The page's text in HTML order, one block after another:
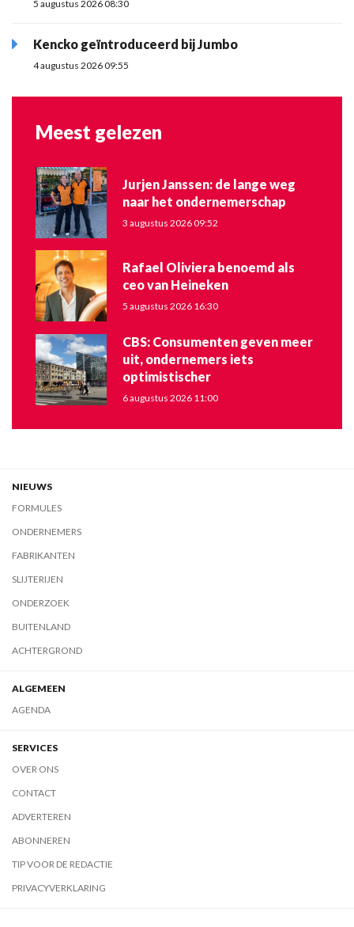
5 augustus 2026 08:30
Kencko geïntroduceerd bij Jumbo
4 augustus 2026 09:55
Meest gelezen
Jurjen Janssen: de lange weg
naar het ondernemerschap
3 augustus 2026 09:52
Rafael Oliviera benoemd als
ceo van Heineken
5 augustus 2026 16:30
CBS: Consumenten geven meer
uit, ondernemers iets
optimistischer
6 augustus 2026 11:00
NIEUWS
FORMULES
ONDERNEMERS
FABRIKANTEN
SLIJTERIJEN
ONDERZOEK
BUITENLAND
ACHTERGROND
ALGEMEEN
AGENDA
SERVICES
OVER ONS
CONTACT
ADVERTEREN
ABONNEREN
TIP VOOR DE REDACTIE
PRIVACYVERKLARING